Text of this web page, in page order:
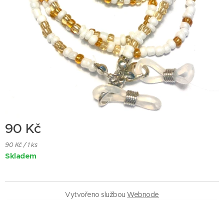
90 Kč
90 Kč / 1 ks
Skladem
Vytvořeno službouWebnode